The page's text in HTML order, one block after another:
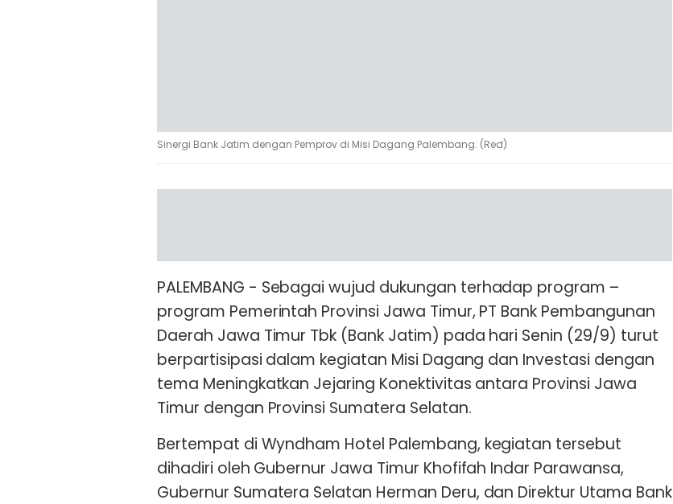
Sinergi Bank Jatim dengan Pemprov di Misi Dagang Palembang. (Red)
PALEMBANG - Sebagai wujud dukungan terhadap program –
program Pemerintah Provinsi Jawa Timur, PT Bank Pembangunan
Daerah Jawa Timur Tbk (Bank Jatim) pada hari Senin (29/9) turut
berpartisipasi dalam kegiatan Misi Dagang dan Investasi dengan
tema Meningkatkan Jejaring Konektivitas antara Provinsi Jawa
Timur dengan Provinsi Sumatera Selatan.
Bertempat di Wyndham Hotel Palembang, kegiatan tersebut
dihadiri oleh Gubernur Jawa Timur Khofifah Indar Parawansa,
Gubernur Sumatera Selatan Herman Deru, dan Direktur Utama Bank